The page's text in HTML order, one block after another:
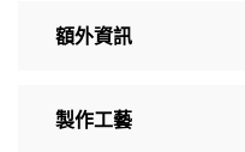
額外資訊
製作工藝